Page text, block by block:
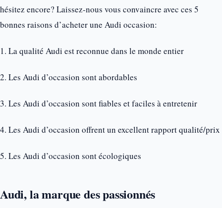
hésitez encore? Laissez-nous vous convaincre avec ces 5
bonnes raisons d’acheter une Audi occasion:
1. La qualité Audi est reconnue dans le monde entier
2. Les Audi d’occasion sont abordables
3. Les Audi d’occasion sont fiables et faciles à entretenir
4. Les Audi d’occasion offrent un excellent rapport qualité/prix
5. Les Audi d’occasion sont écologiques
Audi, la marque des passionnés